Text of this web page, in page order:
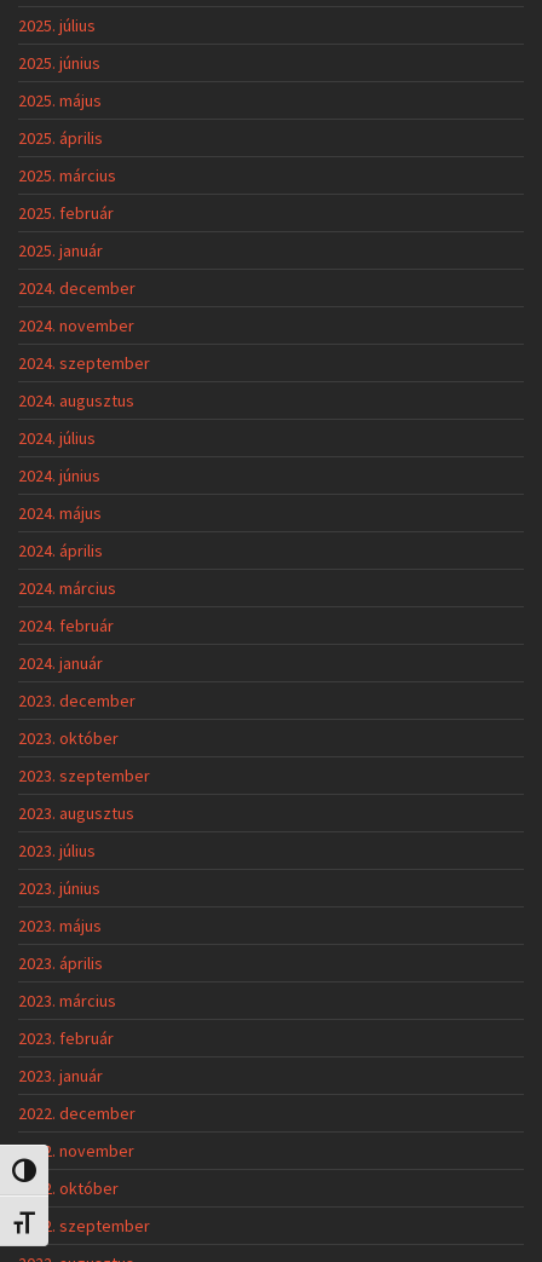
Nagy kontraszt váltása
Betűméret váltása
2025. július
2025. június
2025. május
2025. április
2025. március
2025. február
2025. január
2024. december
2024. november
2024. szeptember
2024. augusztus
2024. július
2024. június
2024. május
2024. április
2024. március
2024. február
2024. január
2023. december
2023. október
2023. szeptember
2023. augusztus
2023. július
2023. június
2023. május
2023. április
2023. március
2023. február
2023. január
2022. december
2022. november
2022. október
2022. szeptember